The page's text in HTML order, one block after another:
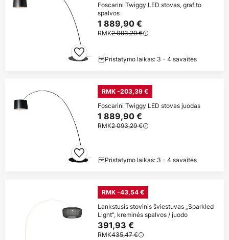
Foscarini Twiggy LED stovas, grafito
spalvos
1 889,90 €
RMK2 093,29 €
Pristatymo laikas: 3 - 4 savaitės
RMK -203,39 €
Foscarini Twiggy LED stovas juodas
1 889,90 €
RMK2 093,29 €
Pristatymo laikas: 3 - 4 savaitės
RMK -43,54 €
Lankstusis stovinis šviestuvas „Sparkled
Light“, kreminės spalvos / juodo
391,93 €
RMK435,47 €